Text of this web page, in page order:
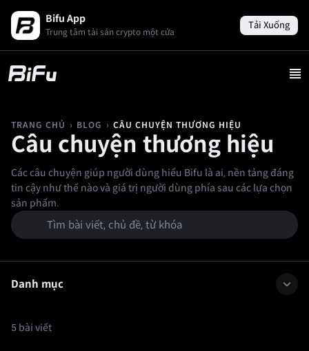
Bifu App
Trung tâm tài sản crypto một cửa
Tải Xuống
TRANG CHỦ › BLOG › CÂU CHUYỆN THƯƠNG HIỆU
Câu chuyện thương hiệu
Các câu chuyện giúp người dùng hiểu Bifu là ai, nền tảng đáng
tin cậy như thế nào và giá trị người dùng phía sau các lựa chọn
sản phẩm.
Danh mục
5 bài viết